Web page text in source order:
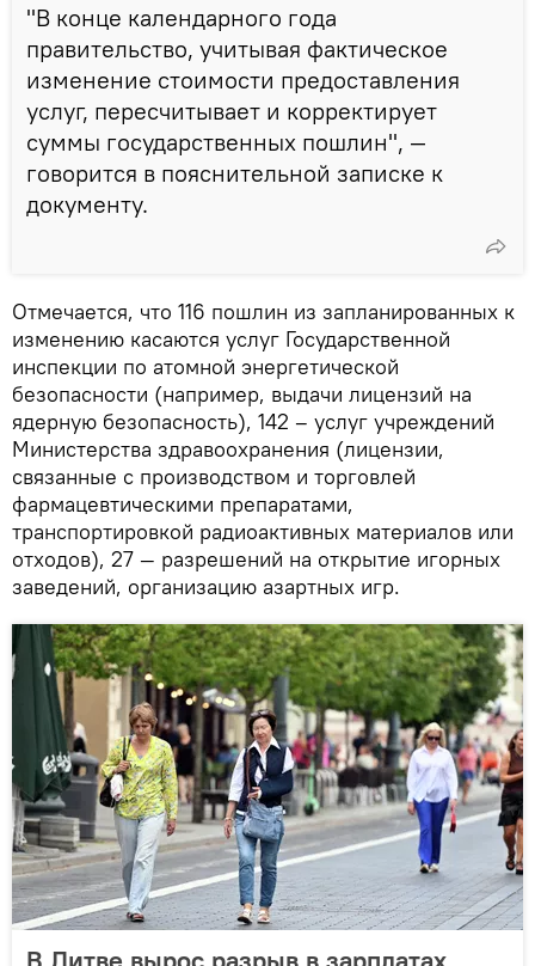
"В конце календарного года
правительство, учитывая фактическое
изменение стоимости предоставления
услуг, пересчитывает и корректирует
суммы государственных пошлин", —
говорится в пояснительной записке к
документу.
Отмечается, что 116 пошлин из запланированных к
изменению касаются услуг Государственной
инспекции по атомной энергетической
безопасности (например, выдачи лицензий на
ядерную безопасность), 142 – услуг учреждений
Министерства здравоохранения (лицензии,
связанные с производством и торговлей
фармацевтическими препаратами,
транспортировкой радиоактивных материалов или
отходов), 27 — разрешений на открытие игорных
заведений, организацию азартных игр.